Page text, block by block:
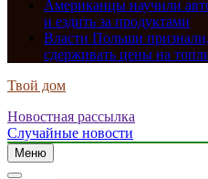
Американцы научили
и ездить за продуктами
Власти Польши
сдерживать цены на
Твой дом
Новостная рассылка
Случайные новости
Меню